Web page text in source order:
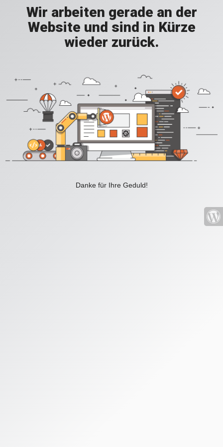
Wir arbeiten gerade an der
Website und sind in Kürze
wieder zurück.
Danke für Ihre Geduld!